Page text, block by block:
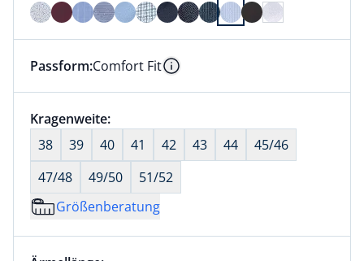
Farbe Römerstreifen Hellblau ausgewählt
Dieser Artikel hat die Passform Comfort Fit. für
Passform:Comfort Fit Information
Größenauswahl:
Kragenweite:nichts ausgewählt
38
39 40 41 42 43 44
45/46
47/48
49/50
51/52
Größenberatung